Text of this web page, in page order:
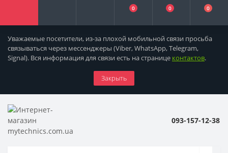
Уважаемые посетители, из-за плохой мобильной связи просьба
связываться через мессенджеры (Viber, WhatsApp, Telegram,
Signal). Вся информация для связи есть на странице контактов.
Закрыть
0 0 0
093-157-12-38